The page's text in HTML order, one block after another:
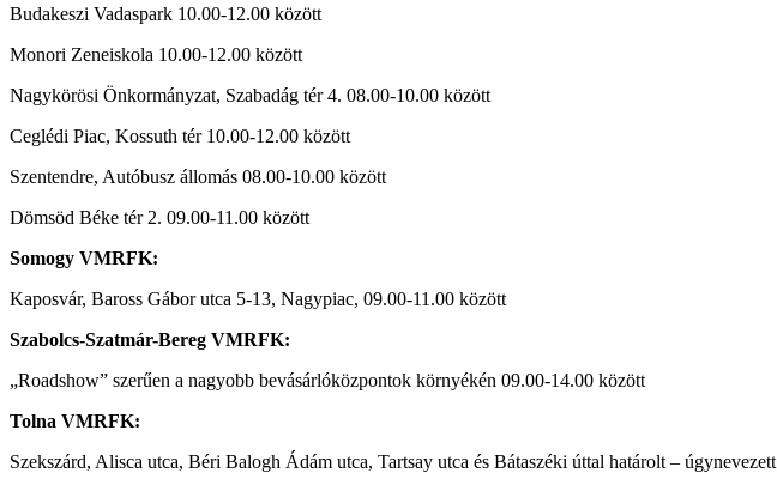
Budakeszi Vadaspark 10.00-12.00 között
Monori Zeneiskola 10.00-12.00 között
Nagykörösi Önkormányzat, Szabadág tér 4. 08.00-10.00 között
Ceglédi Piac, Kossuth tér 10.00-12.00 között
Szentendre, Autóbusz állomás 08.00-10.00 között
Dömsöd Béke tér 2. 09.00-11.00 között
Somogy VMRFK:
Kaposvár, Baross Gábor utca 5-13, Nagypiac, 09.00-11.00 között
Szabolcs-Szatmár-Bereg VMRFK:
„Roadshow” szerűen a nagyobb bevásárlóközpontok környékén 09.00-14.00 között
Tolna VMRFK:
Szekszárd, Alisca utca, Béri Balogh Ádám utca, Tartsay utca és Bátaszéki úttal határolt –